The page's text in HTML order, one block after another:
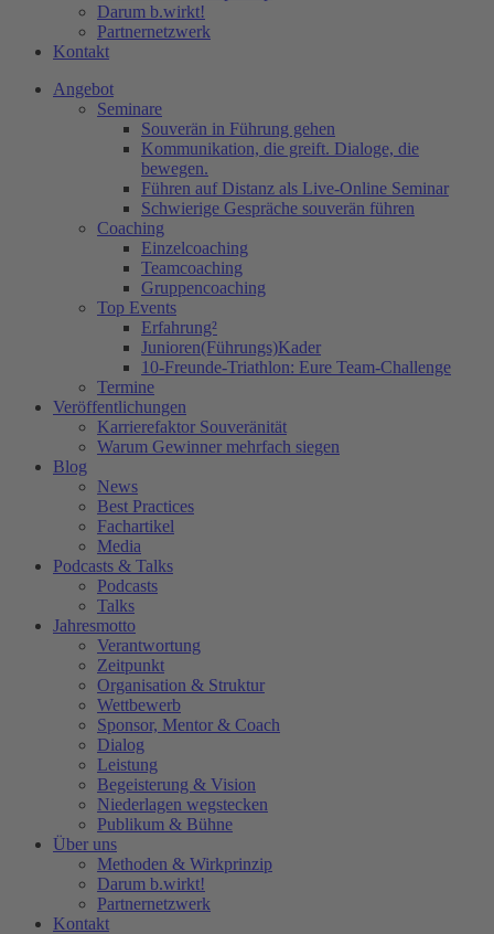
Darum b.wirkt!
Partnernetzwerk
Kontakt
Angebot
Seminare
Souverän in Führung gehen
Kommunikation, die greift. Dialoge, die
bewegen.
Führen auf Distanz als Live-Online Seminar
Schwierige Gespräche souverän führen
Coaching
Einzelcoaching
Teamcoaching
Gruppencoaching
Top Events
Erfahrung²
Junioren(Führungs)Kader
10-Freunde-Triathlon: Eure Team-Challenge
Termine
Veröffentlichungen
Karrierefaktor Souveränität
Warum Gewinner mehrfach siegen
Blog
News
Best Practices
Fachartikel
Media
Podcasts & Talks
Podcasts
Talks
Jahresmotto
Verantwortung
Zeitpunkt
Organisation & Struktur
Wettbewerb
Sponsor, Mentor & Coach
Dialog
Leistung
Begeisterung & Vision
Niederlagen wegstecken
Publikum & Bühne
Über uns
Methoden & Wirkprinzip
Darum b.wirkt!
Partnernetzwerk
Kontakt